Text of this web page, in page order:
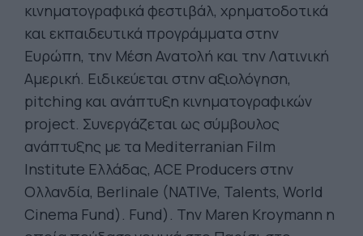
κινηματογραφικά φεστιβάλ, χρηματοδοτικά
και εκπαιδευτικά προγράμματα στην
Ευρώπη, την Μέση Ανατολή και την Λατινική
Αμερική. Ειδικεύεται στην αξιολόγηση,
pitching και ανάπτυξη κινηματογραφικών
project. Συνεργάζεται ως σύμβουλος
ανάπτυξης με τα Mediterranian Film
Institute Ελλάδας, ACE Producers στην
Ολλανδία, Berlinale (NATIVe, Talents, World
Cinema Fund). Fund). Την Μaren Kroymann η